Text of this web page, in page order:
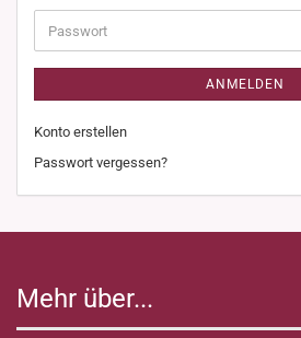
Adresse
Passwort
ANMELDEN
Konto erstellen
Passwort vergessen?
Mehr über...